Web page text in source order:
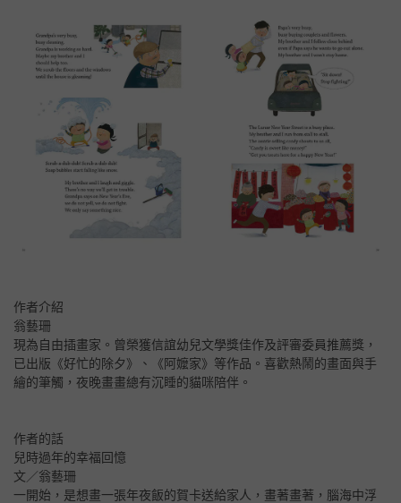
作者介紹
翁藝珊
現為自由插畫家。曾榮獲信誼幼兒文學獎佳作及評審委員推薦獎，
已出版《好忙的除夕》、《阿嬤家》等作品。喜歡熱鬧的畫面與手
繪的筆觸，夜晚畫畫總有沉睡的貓咪陪伴。
作者的話
兒時過年的幸福回憶
文／翁藝珊
一開始，是想畫一張年夜飯的賀卡送給家人，畫著畫著，腦海中浮